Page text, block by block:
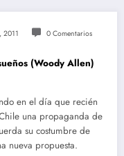
2011 0 Comentarios
(Woody Allen)
en el día que recién
una propaganda de
su costumbre de
nueva propuesta.